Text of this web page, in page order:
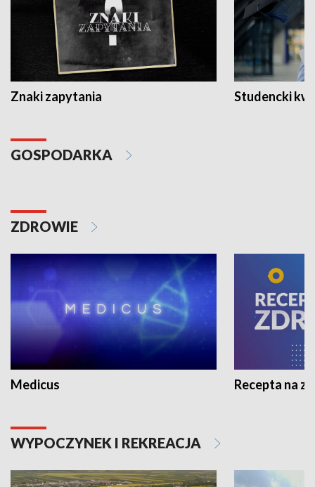
Znaki zapytania Studencki
GOSPODARKA
ZDROWIE
Medicus Recepta na
WYPOCZYNEK I REKREACJA